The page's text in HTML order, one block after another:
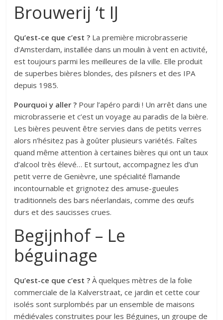
Brouwerij ‘t IJ
Qu’est-ce que c’est ? La première microbrasserie
d’Amsterdam, installée dans un moulin à vent en activité,
est toujours parmi les meilleures de la ville. Elle produit
de superbes bières blondes, des pilsners et des IPA
depuis 1985.
Pourquoi y aller ? Pour l’apéro pardi ! Un arrêt dans une
microbrasserie et c’est un voyage au paradis de la bière.
Les bières peuvent être servies dans de petits verres
alors n’hésitez pas à goûter plusieurs variétés. Faîtes
quand même attention à certaines bières qui ont un taux
d’alcool très élevé… Et surtout, accompagnez les d’un
petit verre de Genièvre, une spécialité flamande
incontournable et grignotez des amuse-gueules
traditionnels des bars néerlandais, comme des œufs
durs et des saucisses crues.
Begijnhof – Le
béguinage
Qu’est-ce que c’est ? À quelques mètres de la folie
commerciale de la Kalverstraat, ce jardin et cette cour
isolés sont surplombés par un ensemble de maisons
médiévales construites pour les Béguines, un groupe de